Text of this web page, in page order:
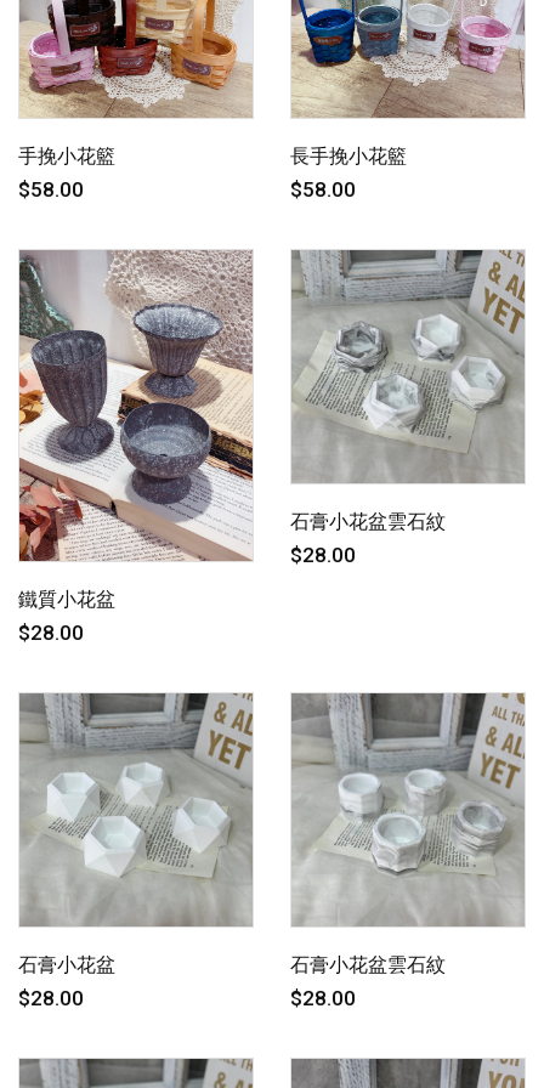
手挽小花籃
$58.00
長手挽小花籃
$58.00
鐵質小花盆
$28.00
石膏小花盆雲石紋
$28.00
石膏小花盆
$28.00
石膏小花盆雲石紋
$28.00